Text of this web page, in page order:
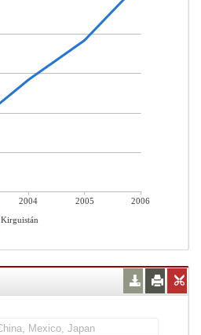
2004 2005
2006
Kirguistán